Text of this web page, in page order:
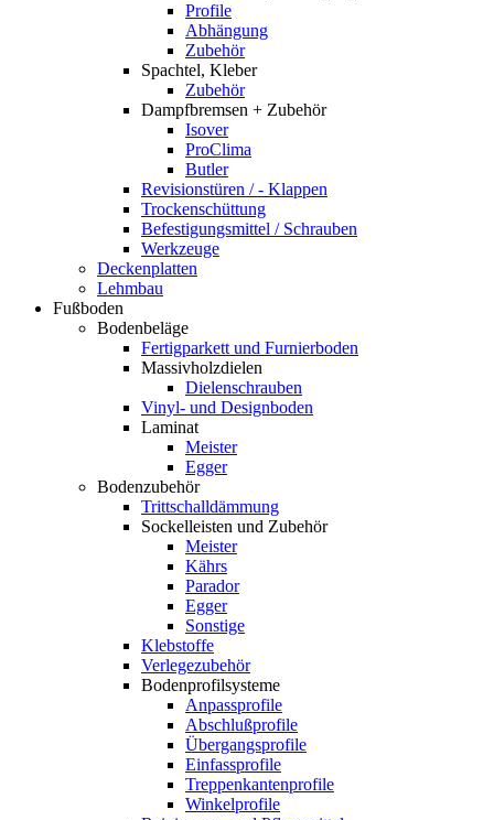
Profile
Abhängung
Zubehör
Spachtel, Kleber
Zubehör
Dampfbremsen + Zubehör
Isover
ProClima
Butler
Revisionstüren / - Klappen
Trockenschüttung
Befestigungsmittel / Schrauben
Werkzeuge
Deckenplatten
Lehmbau
Fußboden
Bodenbeläge
Fertigparkett und Furnierboden
Massivholzdielen
Dielenschrauben
Vinyl- und Designboden
Laminat
Meister
Egger
Bodenzubehör
Trittschalldämmung
Sockelleisten und Zubehör
Meister
Kährs
Parador
Egger
Sonstige
Klebstoffe
Verlegezubehör
Bodenprofilsysteme
Anpassprofile
Abschlußprofile
Übergangsprofile
Einfassprofile
Treppenkantenprofile
Winkelprofile